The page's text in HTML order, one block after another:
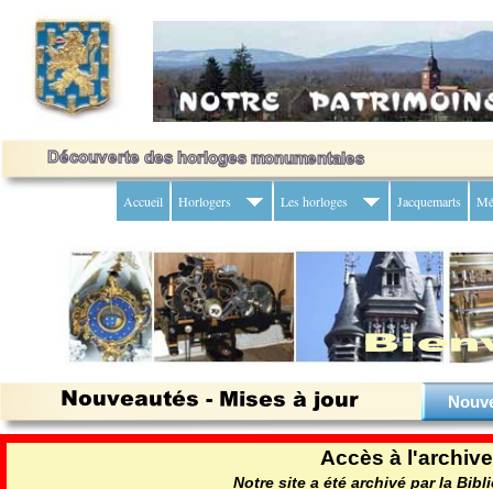
Accueil Horlogers Les horloges Jacquemarts
Accès à
Notre site a été archivé par la